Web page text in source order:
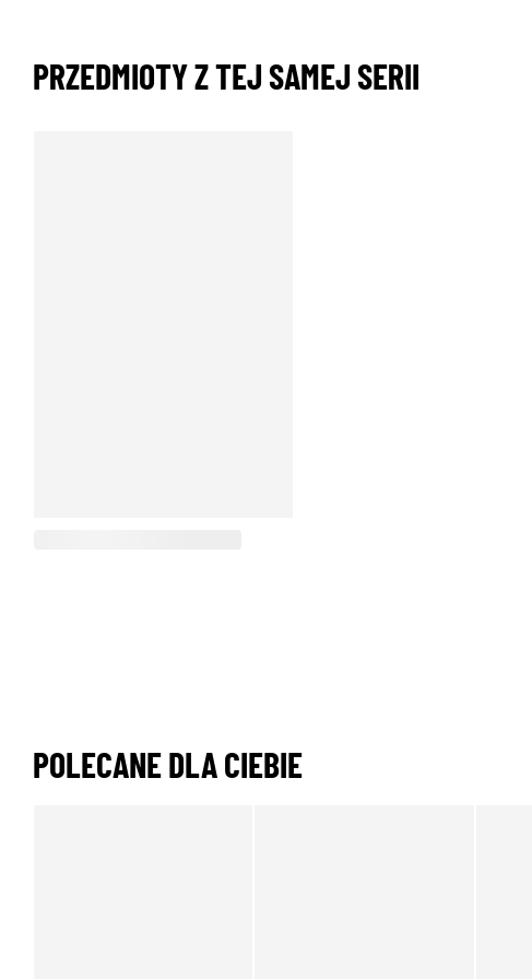
PRZEDMIOTY Z TEJ SAMEJ SERII
POLECANE DLA CIEBIE